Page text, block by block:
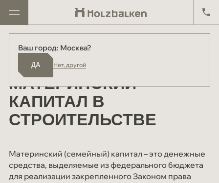
Москва
Киров
Екатеринбург
Другой
Проекты
Дома в продаже
Реализованные проекты
О компании
Партнёрам
Схема работы
21 ноября 2024
МАТЕРИНСКИЙ
КАПИТАЛ В
СТРОИТЕЛЬСТВЕ
Материнский (семейный) капитал – это денежные
средства, выделяемые из федерального бюджета
для реализации закрепленного Законом права
Ваш город: Москва?
ДА
ДА
Нет, другой